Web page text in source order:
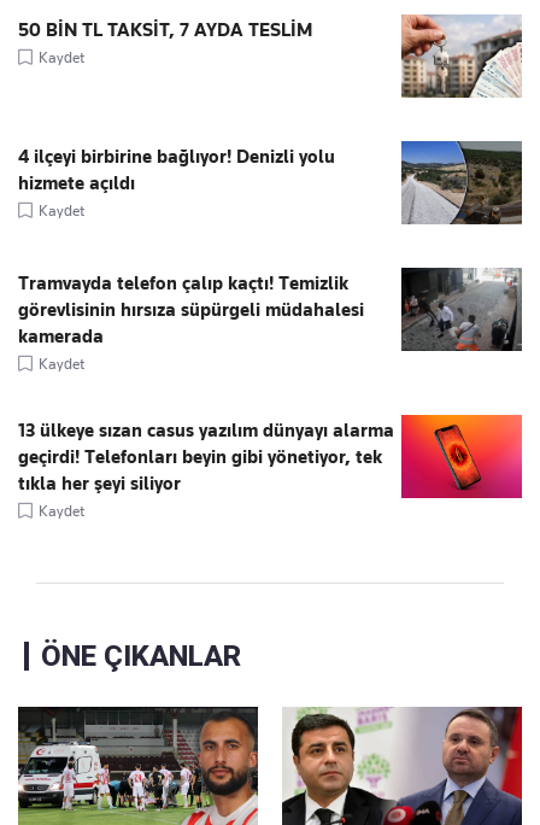
50 BİN TL TAKSİT, 7 AYDA TESLİM
Kaydet
4 ilçeyi birbirine bağlıyor! Denizli yolu
hizmete açıldı
Kaydet
Tramvayda telefon çalıp kaçtı! Temizlik
görevlisinin hırsıza süpürgeli müdahalesi
kamerada
Kaydet
13 ülkeye sızan casus yazılım dünyayı alarma
geçirdi! Telefonları beyin gibi yönetiyor, tek
tıkla her şeyi siliyor
Kaydet
ÖNE ÇIKANLAR